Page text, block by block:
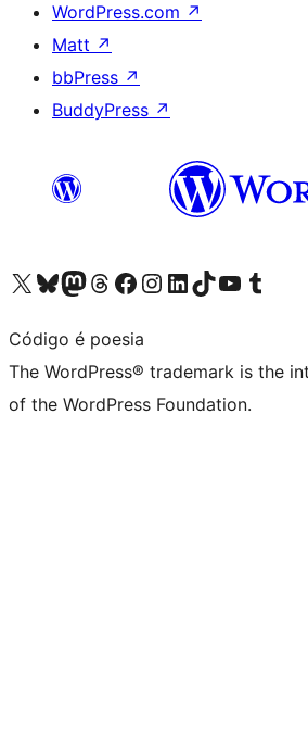
WordPress.com ↗
Matt ↗
bbPress ↗
BuddyPress ↗
Visit our X (formerly Twitter) account
Visit our Bluesky account
Visit our Mastodon account
Visit our Threads account
Visit our Facebook page
Visit our Instagram account
Visit our LinkedIn account
Visit our TikTok account
Visit our YouTube channel
Visit our Tumblr
Código é poesia
The WordPress® trademark is the
of the WordPress Foundation.